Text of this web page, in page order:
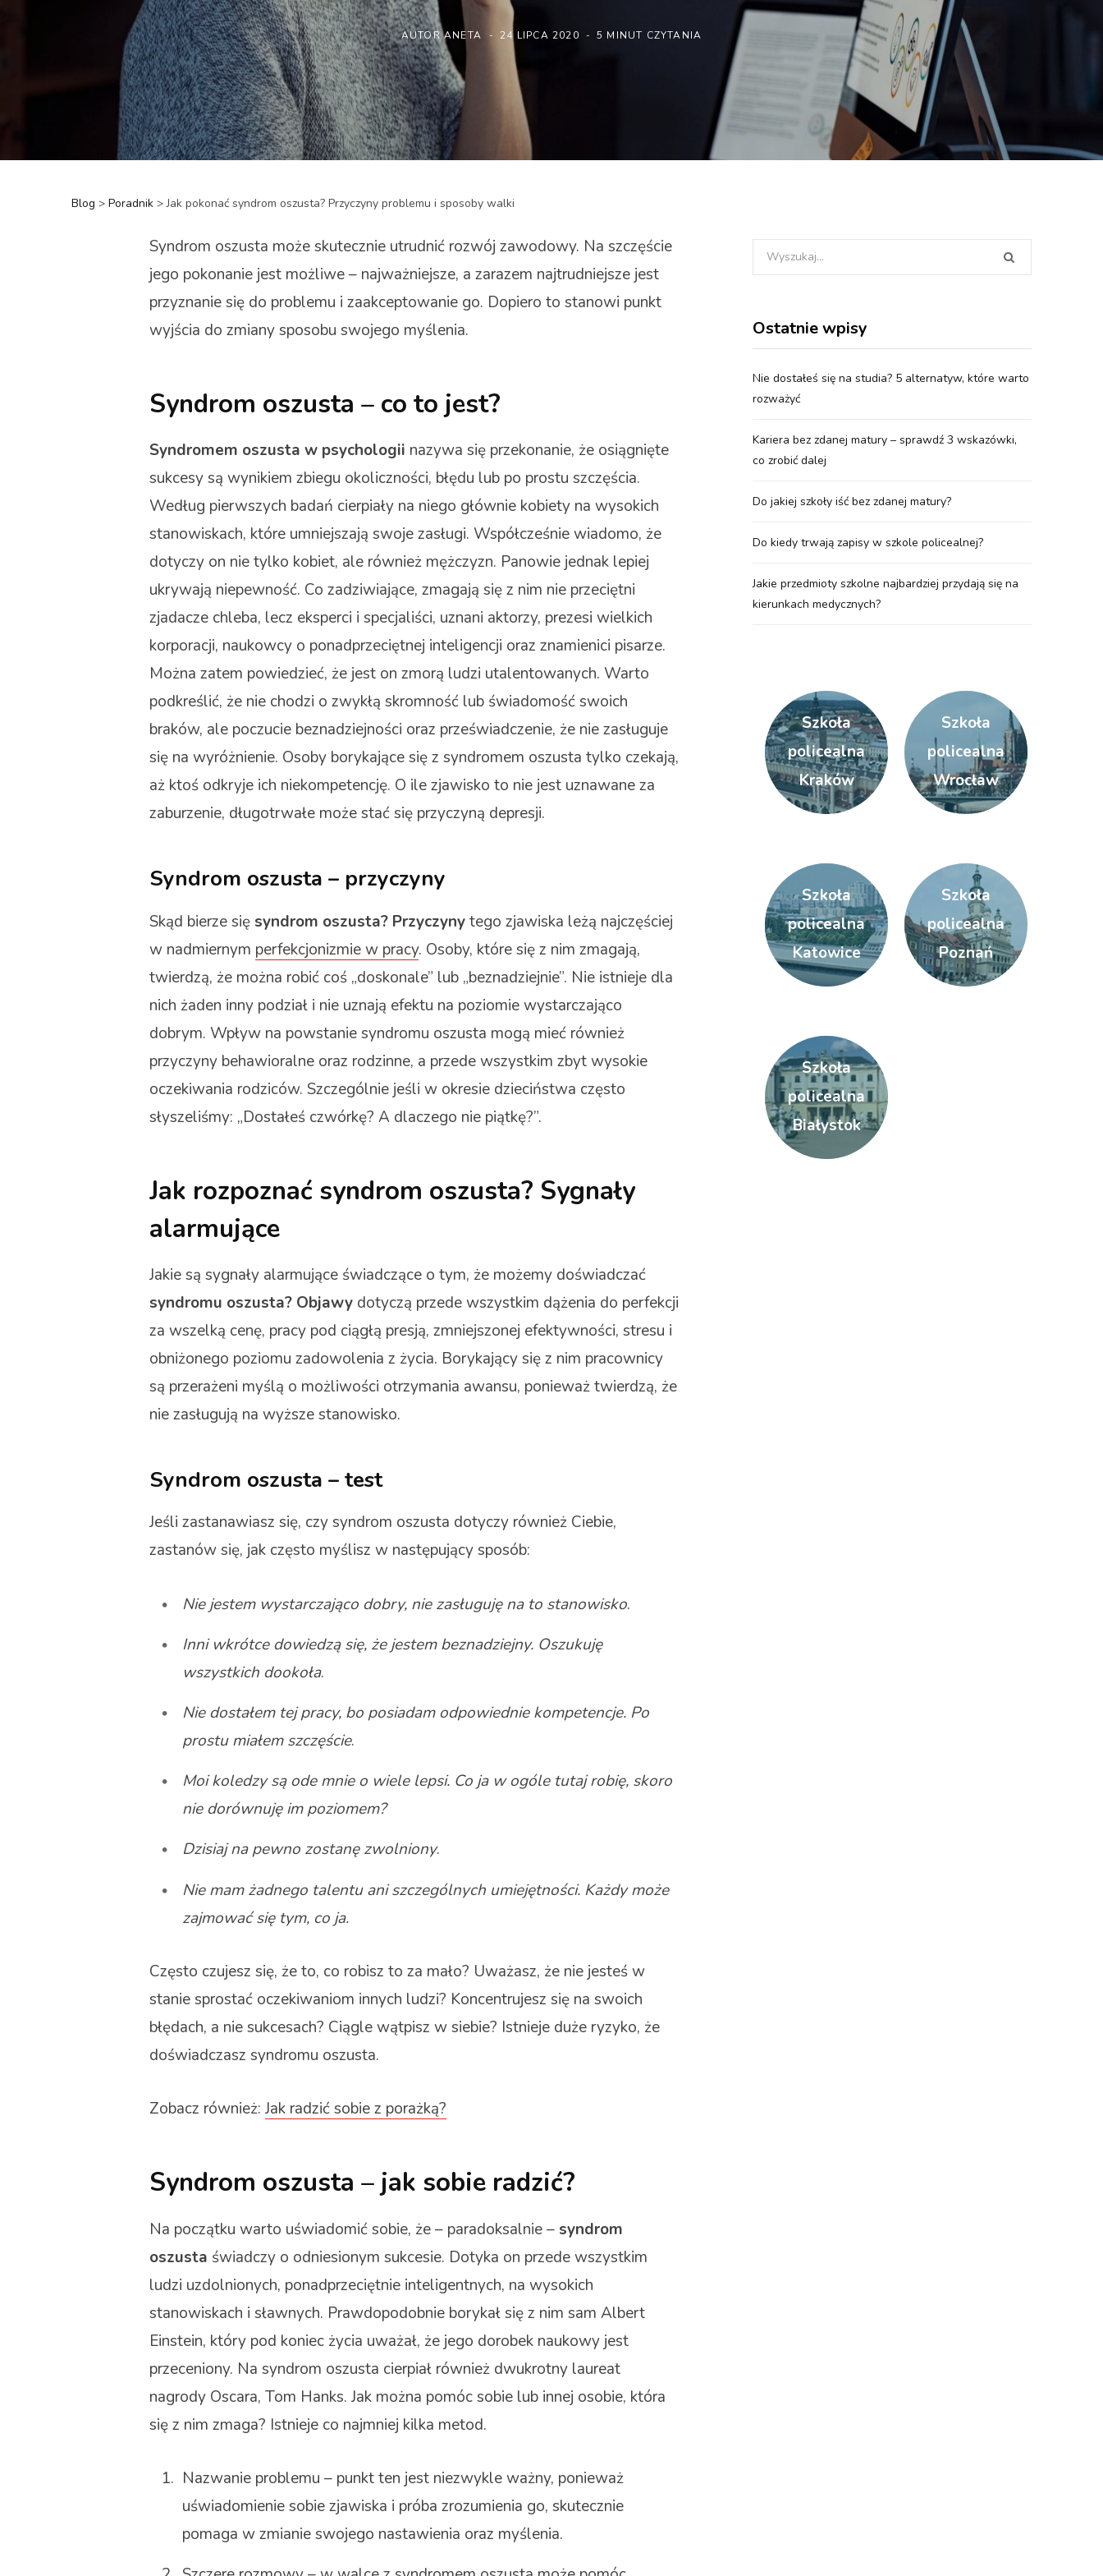
AUTORANETA 24 LIPCA 2020 5 MINUT CZYTANIA
Blog > Poradnik >Jak pokonać syndrom oszusta? Przyczyny problemu i sposoby walki
Syndrom oszusta może skutecznie utrudnić rozwój zawodowy. Na szczęście
jego pokonanie jest możliwe – najważniejsze, a zarazem najtrudniejsze jest
przyznanie się do problemu i zaakceptowanie go. Dopiero to stanowi punkt
wyjścia do zmiany sposobu swojego myślenia.
Syndrom oszusta – co to jest?
Syndromem oszusta w psychologii nazywa się przekonanie, że osiągnięte
sukcesy są wynikiem zbiegu okoliczności, błędu lub po prostu szczęścia.
Według pierwszych badań cierpiały na niego głównie kobiety na wysokich
stanowiskach, które umniejszają swoje zasługi. Współcześnie wiadomo, że
dotyczy on nie tylko kobiet, ale również mężczyzn. Panowie jednak lepiej
ukrywają niepewność. Co zadziwiające, zmagają się z nim nie przeciętni
zjadacze chleba, lecz eksperci i specjaliści, uznani aktorzy, prezesi wielkich
korporacji, naukowcy o ponadprzeciętnej inteligencji oraz znamienici pisarze.
Można zatem powiedzieć, że jest on zmorą ludzi utalentowanych. Warto
podkreślić, że nie chodzi o zwykłą skromność lub świadomość swoich
braków, ale poczucie beznadziejności oraz przeświadczenie, że nie zasługuje
się na wyróżnienie. Osoby borykające się z syndromem oszusta tylko czekają,
aż ktoś odkryje ich niekompetencję. O ile zjawisko to nie jest uznawane za
zaburzenie, długotrwałe może stać się przyczyną depresji.
Syndrom oszusta – przyczyny
Skąd bierze się syndrom oszusta? Przyczynytego zjawiska leżą najczęściej
w nadmiernym perfekcjonizmie w pracy. Osoby, które się z nim zmagają,
twierdzą, że można robić coś „doskonale” lub „beznadziejnie”. Nie istnieje dla
nich żaden inny podział i nie uznają efektu na poziomie wystarczająco
dobrym. Wpływ na powstanie syndromu oszusta mogą mieć również
przyczyny behawioralne oraz rodzinne, a przede wszystkim zbyt wysokie
oczekiwania rodziców. Szczególnie jeśli w okresie dzieciństwa często
słyszeliśmy: „Dostałeś czwórkę? A dlaczego nie piątkę?”.
Jak rozpoznać syndrom oszusta? Sygnały
alarmujące
Jakie są sygnały alarmujące świadczące o tym, że możemy doświadczać
syndromu oszusta? Objawydotyczą przede wszystkim dążenia do perfekcji
za wszelką cenę, pracy pod ciągłą presją, zmniejszonej efektywności, stresu i
obniżonego poziomu zadowolenia z życia. Borykający się z nim pracownicy
są przerażeni myślą o możliwości otrzymania awansu, ponieważ twierdzą, że
nie zasługują na wyższe stanowisko.
Syndrom oszusta – test
Jeśli zastanawiasz się, czy syndrom oszusta dotyczy również Ciebie,
zastanów się, jak często myślisz w następujący sposób:
Nie jestem wystarczająco dobry, nie zasługuję na to stanowisko.
Inni wkrótce dowiedzą się, że jestem beznadziejny. Oszukuję
wszystkich dookoła.
Nie dostałem tej pracy, bo posiadam odpowiednie kompetencje. Po
prostu miałem szczęście.
Moi koledzy są ode mnie o wiele lepsi. Co ja w ogóle tutaj robię, skoro
nie dorównuję im poziomem?
Dzisiaj na pewno zostanę zwolniony.
Nie mam żadnego talentu ani szczególnych umiejętności. Każdy może
zajmować się tym, co ja.
Często czujesz się, że to, co robisz to za mało? Uważasz, że nie jesteś w
stanie sprostać oczekiwaniom innych ludzi? Koncentrujesz się na swoich
błędach, a nie sukcesach? Ciągle wątpisz w siebie? Istnieje duże ryzyko, że
doświadczasz syndromu oszusta.
Zobacz również: Jak radzić sobie z porażką?
Syndrom oszusta – jak sobie radzić?
Na początku warto uświadomić sobie, że – paradoksalnie – syndrom
oszusta świadczy o odniesionym sukcesie. Dotyka on przede wszystkim
ludzi uzdolnionych, ponadprzeciętnie inteligentnych, na wysokich
stanowiskach i sławnych. Prawdopodobnie borykał się z nim sam Albert
Einstein, który pod koniec życia uważał, że jego dorobek naukowy jest
przeceniony. Na syndrom oszusta cierpiał również dwukrotny laureat
nagrody Oscara, Tom Hanks. Jak można pomóc sobie lub innej osobie, która
się z nim zmaga? Istnieje co najmniej kilka metod.
Nazwanie problemu – punkt ten jest niezwykle ważny, ponieważ
uświadomienie sobie zjawiska i próba zrozumienia go, skutecznie
pomaga w zmianie swojego nastawienia oraz myślenia.
Wyszukania
Ostatnie wpisy
Nie dostałeś się na studia? 5 alternatyw, które warto
rozważyć
Kariera bez zdanej matury – sprawdź 3 wskazówki,
co zrobić dalej
Do jakiej szkoły iść bez zdanej matury?
Do kiedy trwają zapisy w szkole policealnej?
Jakie przedmioty szkolne najbardziej przydają się na
kierunkach medycznych?
Szkoła
policealna
Kraków
Szkoła
policealna
Wrocław
Szkoła
policealna
Katowice
Szkoła
policealna
Poznań
Szkoła
policealna
Białystok